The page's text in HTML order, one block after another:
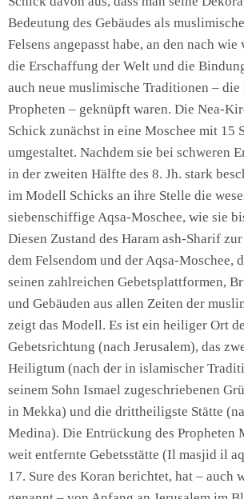
Bedeutung des Gebäudes als
Felsens angepasst habe, an den nach
die Erschaffung der Welt und die
auch neue muslimische Traditionen – die
Propheten – geknüpft waren. Die Nea-
Schick zunächst in eine Moschee mit 15
umgestaltet. Nachdem sie bei schweren
in der zweiten Hälfte des 8. Jh. stark
im Modell Schicks an ihre Stelle die
siebenschiffige Aqsa-Moschee, wie sie
Diesen Zustand des Haram ash-Sharif
dem Felsendom und der Aqsa-Moschee,
seinen zahlreichen Gebetsplattformen,
und Gebäuden aus allen Zeiten der
zeigt das Modell. Es ist ein heiliger Ort
Gebetsrichtung (nach Jerusalem), das
Heiligtum (nach der in islamischer
seinem Sohn Ismael zugeschriebenen
in Mekka) und die drittheiligste Stätte
Medina). Die Entrückung des Propheten
weit entfernte Gebetsstätte (Il masjid il
17. Sure des Koran berichtet, hat – auch